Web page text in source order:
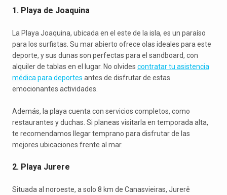
1. Playa de Joaquina
La Playa Joaquina, ubicada en el este de la isla, es un paraíso
para los surfistas. Su mar abierto ofrece olas ideales para este
deporte, y sus dunas son perfectas para el sandboard, con
alquiler de tablas en el lugar. No olvides contratar tu asistencia
médica para deportes antes de disfrutar de estas
emocionantes actividades.
Además, la playa cuenta con servicios completos, como
restaurantes y duchas. Si planeas visitarla en temporada alta,
te recomendamos llegar temprano para disfrutar de las
mejores ubicaciones frente al mar.
2. Playa Jurere
Situada al noroeste, a solo 8 km de Canasvieiras, Jurerê